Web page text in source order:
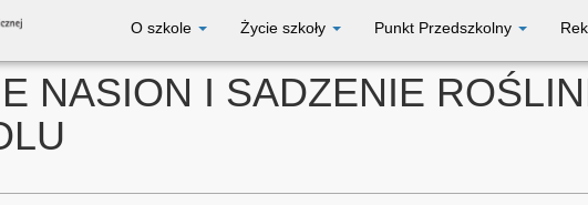
O szkole Życie szkoły Punkt Przedszkolny
NASION I SADZENIE